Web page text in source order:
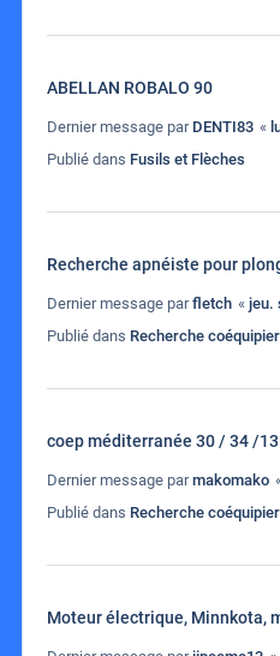
ABELLAN ROBALO 90
Dernier message par DENTI83 «
Publié dans Fusils et Flèches
Recherche apnéiste pour
Dernier message parfletch « jeu.
Publié dans Recherche coéquipier
coep méditerranée 30 / 34 /13
Dernier message parmakomako
Publié dans Recherche coéquipier
Moteur électrique, Minnkota,